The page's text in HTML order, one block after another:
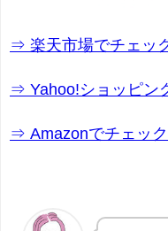
⇒ 楽天市場でチェッ
⇒ Yahoo!ショッピン
⇒ Amazonでチェック